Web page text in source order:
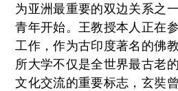
为亚洲最重要的双边关系之
青年开始。王教授本人正在
工作，作为古印度著名的佛
所大学不仅是全世界最古老
文化交流的重要标志，玄奘